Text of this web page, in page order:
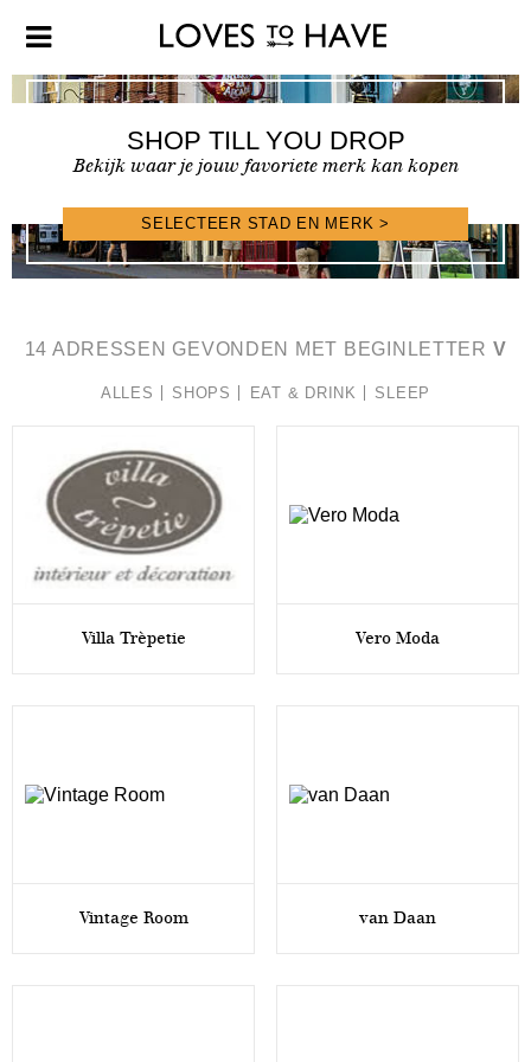
SHOP TILL YOU DROP
Bekijk waar je jouw favoriete merk kan kopen
SHOPFINDER >
SELECTEER STAD EN MERK >
14 ADRESSEN GEVONDEN MET BEGINLETTER V
ALLES SHOPS EAT & DRINK SLEEP
Villa Trèpetie Vero Moda
Vintage Room van Daan